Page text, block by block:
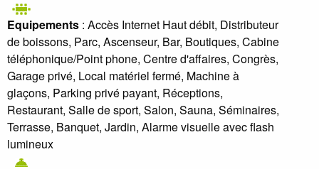
Equipements : Accès Internet Haut débit, Distributeur
de boissons, Parc, Ascenseur, Bar, Boutiques, Cabine
téléphonique/Point phone, Centre d'affaires, Congrès,
Garage privé, Local matériel fermé, Machine à
glaçons, Parking privé payant, Réceptions,
Restaurant, Salle de sport, Salon, Sauna, Séminaires,
Terrasse, Banquet, Jardin, Alarme visuelle avec flash
lumineux